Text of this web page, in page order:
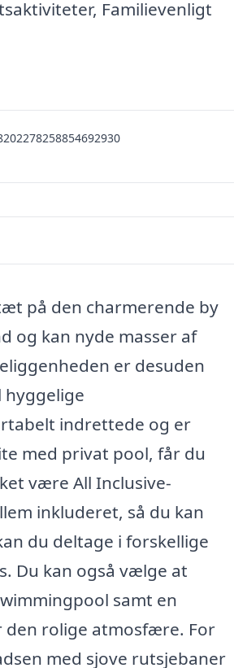
pris
Familievenligt
på den charmerende by
og kan nyde masser af
er desuden
indrettede og er
med privat pool, får du
være All Inclusive-
inkluderet, så du kan
du deltage i forskellige
Du kan også vælge at
samt en
den rolige atmosfære. For
med sjove rutsjebaner